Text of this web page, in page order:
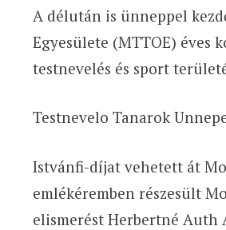
A délután is ünneppel
Egyesülete (MTTOE) éves
testnevelés és sport
Testnevelo Tanarok
Istvánfi-díjat vehetett át
emlékéremben részesült
elismerést Herbertné Auth